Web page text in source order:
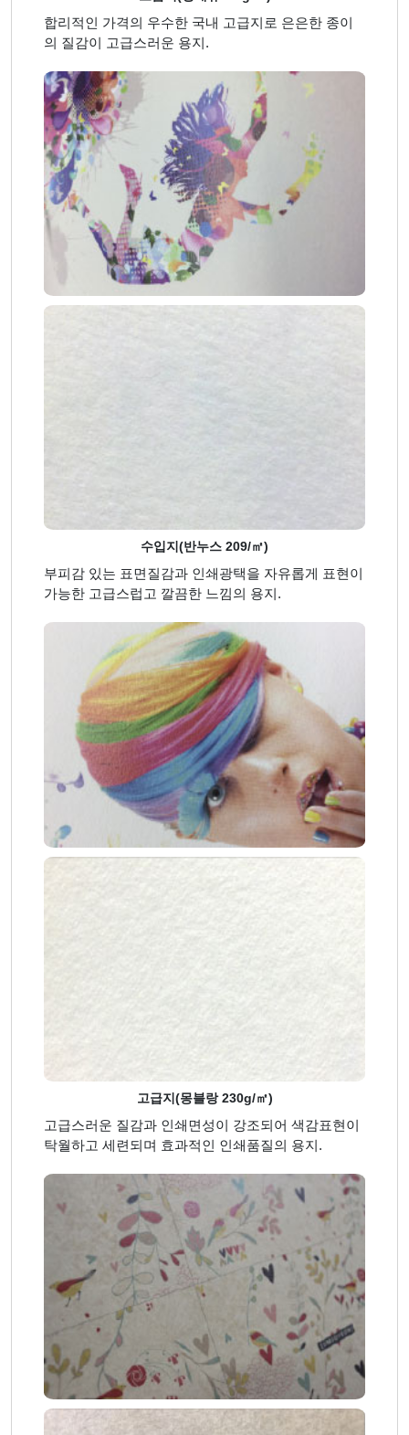
합리적인 가격의 우수한 국내 고급지로 은은한 종이
의 질감이 고급스러운 용지.
수입지(반누스 209/㎡)
부피감 있는 표면질감과 인쇄광택을 자유롭게 표현이
가능한 고급스럽고 깔끔한 느낌의 용지.
고급지(몽블랑 230g/㎡)
고급스러운 질감과 인쇄면성이 강조되어 색감표현이
탁월하고 세련되며 효과적인 인쇄품질의 용지.